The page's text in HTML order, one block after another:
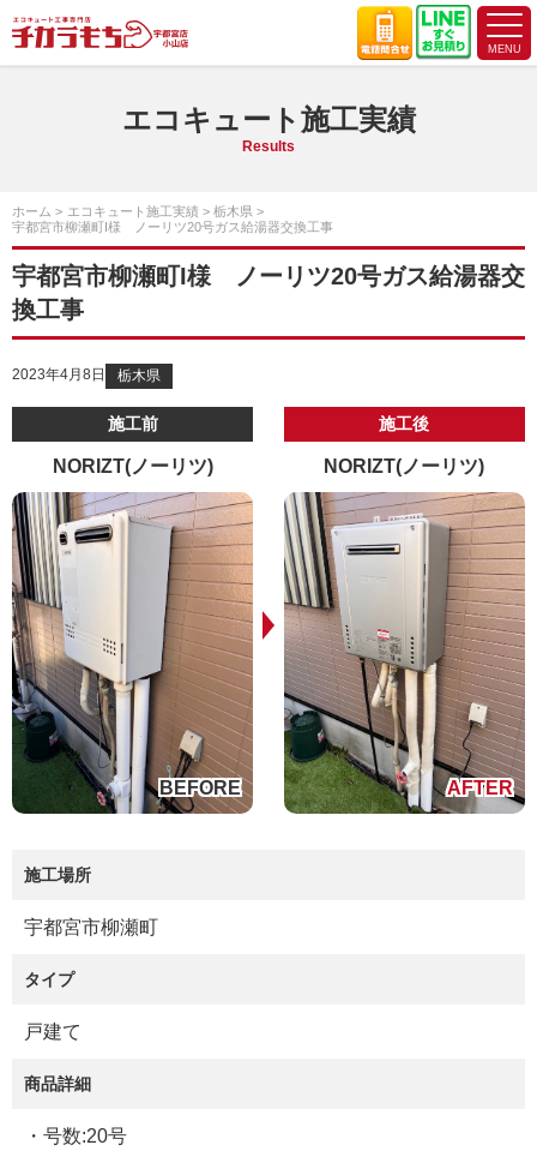
エコキュート施工実績
Results
ホーム エコキュート施工実績
栃木県
宇都宮市柳瀬町I様 ノーリツ20号ガス給湯器交換工事
宇都宮市柳瀬町I様 ノーリツ20号ガス給湯器交
換工事
2023年4月8日 栃木県
施工前
NORIZT(ノーリツ)
施工後
NORIZT(ノーリツ)
施工場所
宇都宮市柳瀬町
タイプ
戸建て
商品詳細
・号数:20号